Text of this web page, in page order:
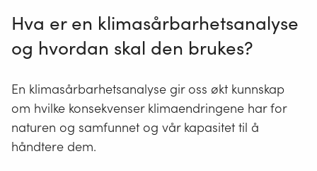
Hva er en klimasårbarhetsanalyse
og hvordan skal den brukes?
En klimasårbarhetsanalyse gir oss økt kunnskap
om hvilke konsekvenser klimaendringene har for
naturen og samfunnet og vår kapasitet til å
håndtere dem.